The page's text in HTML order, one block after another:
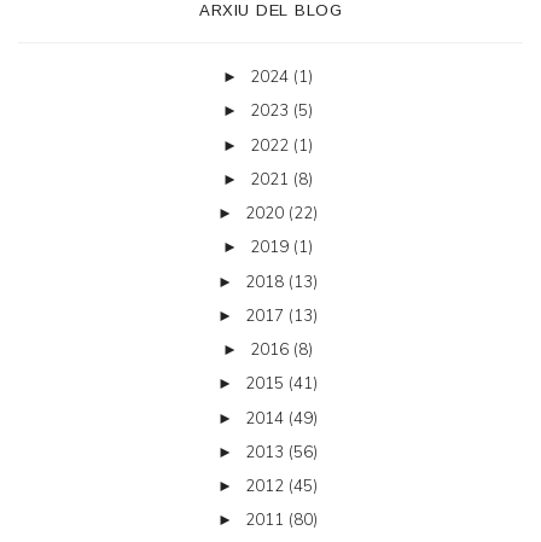
ARXIU DEL BLOG
► 2024 (1)
► 2023 (5)
► 2022 (1)
► 2021 (8)
► 2020 (22)
► 2019 (1)
► 2018 (13)
► 2017 (13)
► 2016 (8)
► 2015 (41)
► 2014 (49)
► 2013 (56)
► 2012 (45)
► 2011 (80)